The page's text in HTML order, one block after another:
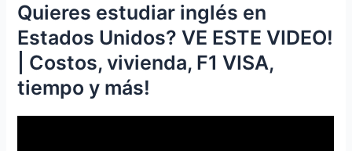
Quieres estudiar inglés en
Estados Unidos? VE ESTE VIDEO!
| Costos, vivienda, F1 VISA,
tiempo y más!